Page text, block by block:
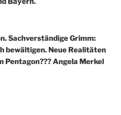
Sachverständige Grimm:
bewältigen. Neue Realitäten
Pentagon??? Angela Merkel